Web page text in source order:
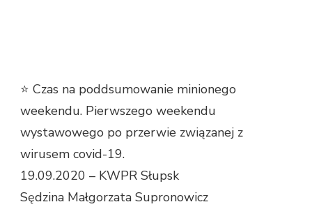
⭐️ Czas na poddsumowanie minionego
weekendu. Pierwszego weekendu
wystawowego po przerwie związanej z
wirusem covid-19.
19.09.2020 – KWPR Słupsk
Sędzina Małgorzata Supronowicz